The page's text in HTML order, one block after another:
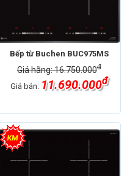
Bếp từ Buchen BUC975MS
Giá hãng: 16.750.000đ
Giá bán: 11.690.000đ